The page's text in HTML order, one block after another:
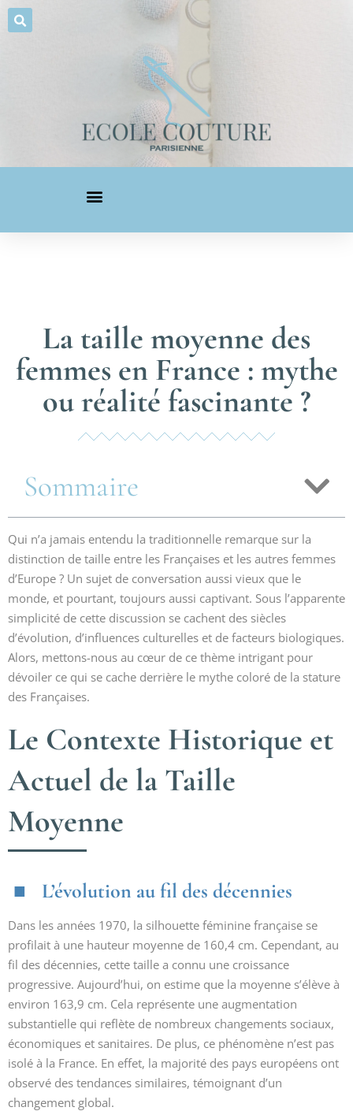
La taille moyenne des
femmes en France : mythe
ou réalité fascinante ?
Sommaire
Qui n’a jamais entendu la traditionnelle remarque sur la
distinction de taille entre les Françaises et les autres femmes
d’Europe ? Un sujet de conversation aussi vieux que le
monde, et pourtant, toujours aussi captivant. Sous l’apparente
simplicité de cette discussion se cachent des siècles
d’évolution, d’influences culturelles et de facteurs biologiques.
Alors, mettons-nous au cœur de ce thème intrigant pour
dévoiler ce qui se cache derrière le mythe coloré de la stature
des Françaises.
Le Contexte Historique et
Actuel de la Taille
Moyenne
L’évolution au fil des décennies
Dans les années 1970, la silhouette féminine française se
profilait à une hauteur moyenne de 160,4 cm. Cependant, au
fil des décennies, cette taille a connu une croissance
progressive. Aujourd’hui, on estime que la moyenne s’élève à
environ 163,9 cm. Cela représente une augmentation
substantielle qui reflète de nombreux changements sociaux,
économiques et sanitaires. De plus, ce phénomène n’est pas
isolé à la France. En effet, la majorité des pays européens ont
observé des tendances similaires, témoignant d’un
changement global.